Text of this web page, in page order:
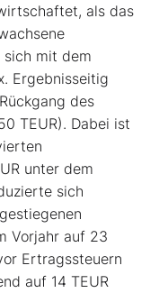
als das
mit dem
Ergebnisseitig
des
TEUR). Dabei ist
unter dem
sich
Vorjahr auf 23
Ertragssteuern
auf 14 TEUR